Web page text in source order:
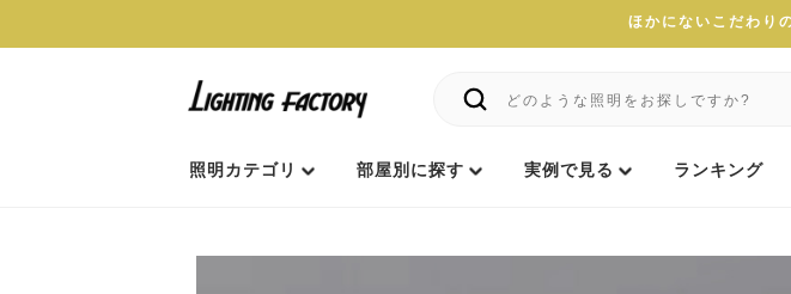
ほかにないこだわり
照明カテゴリ 部屋別に探す 実例で見る ランキング